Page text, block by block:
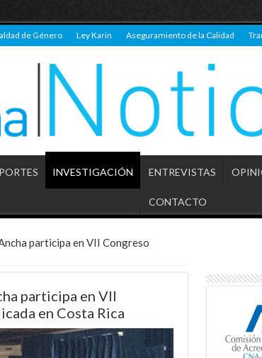
de Género Ley Karin Aseguramiento de la Calidad
INVESTIGACIÓN ENTREVISTAS
CONTACTO
participa en VII Congreso
participa en VII
en Costa Rica